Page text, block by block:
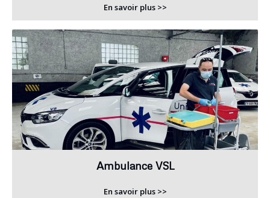
En savoir plus >>
Ambulance VSL
En savoir plus >>